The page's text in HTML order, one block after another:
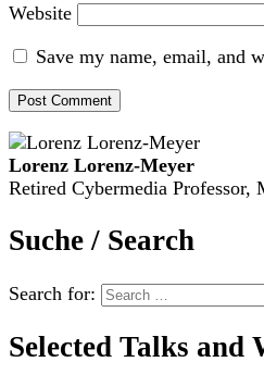
Website
Save my name, email, and
Lorenz Lorenz-Meyer
Retired Cybermedia Professor,
Suche / Search
Search for:
Selected Talks and